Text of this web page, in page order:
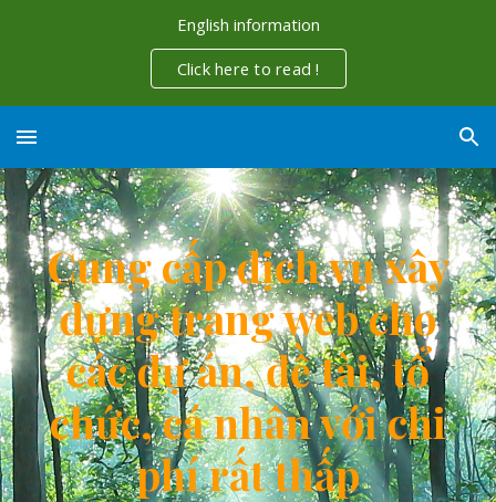
English information
Click here to read !
Cung cấp dịch vụ xây
dựng trang web cho
các dự án, đề tài, tổ
chức, cá nhân với chi
phí rất thấp